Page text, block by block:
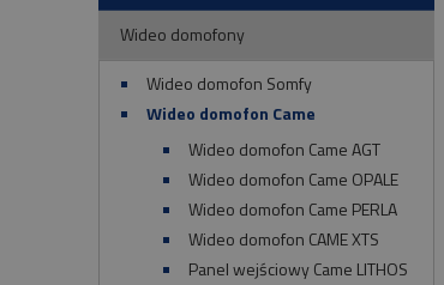
Wideo domofony
Wideo domofon Somfy
Wideo domofon Came
Wideo domofon Came AGT
Wideo domofon Came OPALE
Wideo domofon Came PERLA
Wideo domofon CAME XTS
Panel wejściowy Came LITHOS